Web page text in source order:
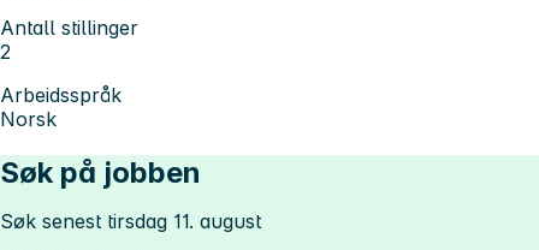
Antall stillinger
2
Arbeidsspråk
Norsk
Søk på jobben
Søk senest tirsdag 11. august